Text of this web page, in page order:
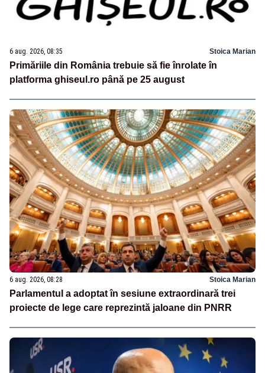
6 aug. 2026, 08:35 Stoica Marian
Primăriile din România trebuie să fie înrolate în
platforma ghiseul.ro până pe 25 august
6 aug. 2026, 08:28 Stoica Marian
Parlamentul a adoptat în sesiune extraordinară trei
proiecte de lege care reprezintă jaloane din PNRR